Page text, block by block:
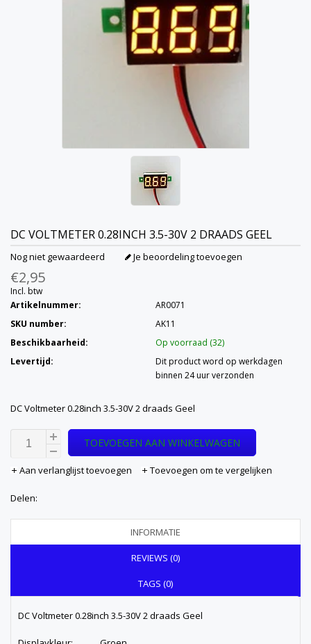
DC VOLTMETER 0.28INCH 3.5-30V 2 DRAADS GEEL
Nog niet gewaardeerd Je beoordeling toevoegen
€2,95
Incl. btw
Artikelnummer:
AR0071
SKU number:
AK11
Beschikbaarheid:
Op voorraad (32)
Levertijd:
Dit product word op werkdagen
binnen 24 uur verzonden
DC Voltmeter 0.28inch 3.5-30V 2 draads Geel
TOEVOEGEN AAN WINKELWAGEN
Aan verlanglijst toevoegen Toevoegen om te vergelijken
Delen:
INFORMATIE
REVIEWS (0)
TAGS (0)
DC Voltmeter 0.28inch 3.5-30V 2 draads Geel